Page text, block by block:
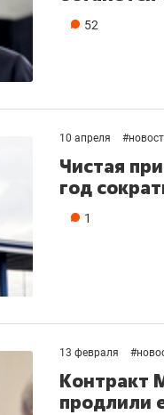
52
10 апреля #
Чистая
год
1
13 февраля #
Контракт
продлили